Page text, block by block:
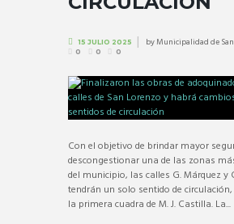
15 JULIO 2025 byMunicipalidad de
0 0 0
Con el objetivo de brindar mayor
descongestionar una de las zonas
del municipio, las calles G. Márquez y
tendrán un solo sentido de
la primera cuadra de M. J. Castilla. La...